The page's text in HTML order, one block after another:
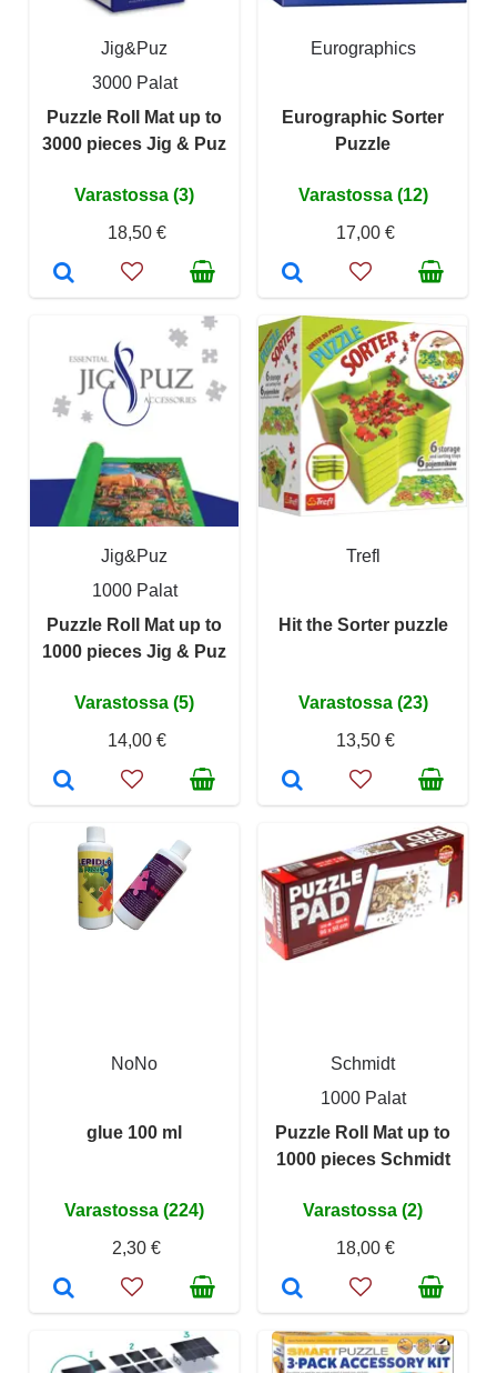
Jig&Puz
3000 Palat
Puzzle Roll Mat up to
3000 pieces Jig & Puz
Varastossa (3)
18,50 €
Eurographics
Eurographic Sorter
Puzzle
Varastossa (12)
17,00 €
Jig&Puz
1000 Palat
Puzzle Roll Mat up to
1000 pieces Jig & Puz
Varastossa (5)
14,00 €
Trefl
Hit the Sorter puzzle
Varastossa (23)
13,50 €
NoNo
glue 100 ml
Varastossa (224)
2,30 €
Schmidt
1000 Palat
Puzzle Roll Mat up to
1000 pieces Schmidt
Varastossa (2)
18,00 €